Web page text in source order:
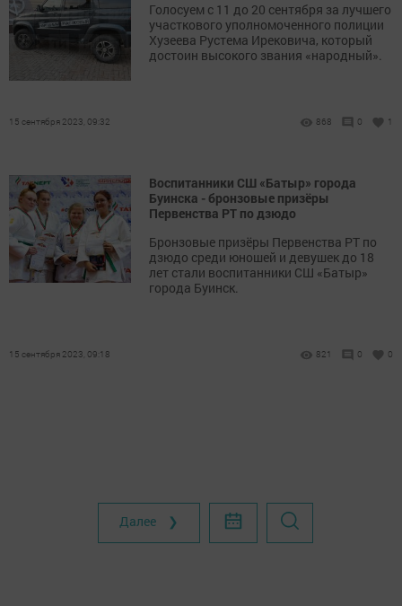
Голосуем с 11 до 20 сентября за лучшего
участкового уполномоченного полиции
Хузеева Рустема Ирековича, который
достоин высокого звания «народный».
15 сентября 2023, 09:32 868 0 1
Воспитанники СШ «Батыр» города
Буинска - бронзовые призёры
Первенства РТ по дзюдо
Бронзовые призёры Первенства РТ по
дзюдо среди юношей и девушек до 18
лет стали воспитанники СШ «Батыр»
города Буинск.
15 сентября 2023, 09:18 821 0 0
Далее ❯